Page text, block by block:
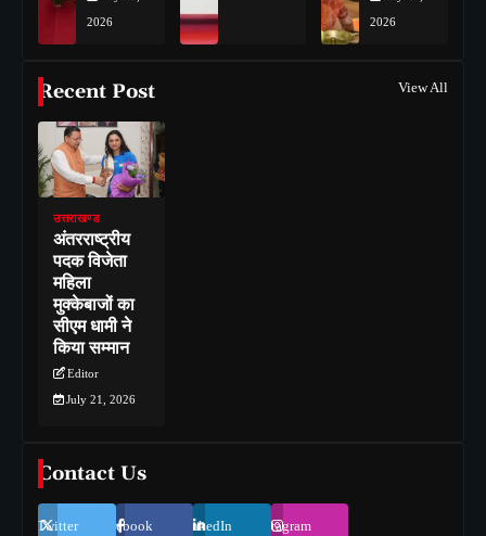
2026
2026
Recent Post View All
उत्तराखण्ड
अंतरराष्ट्रीय
पदक विजेता
महिला
मुक्केबाजों का
सीएम धामी ने
किया सम्मान
Editor
July 21, 2026
Contact Us
Twitter Facebook LinkedIn Instagram